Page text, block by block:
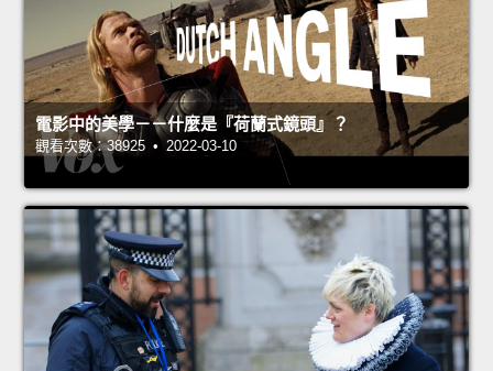
電影中的美學－－什麼是『荷蘭式鏡頭』？
觀看次數：38925 • 2022-03-10